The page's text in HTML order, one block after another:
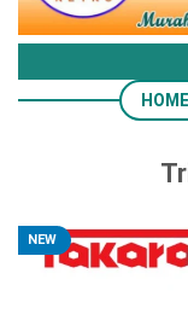
HOME
NEW